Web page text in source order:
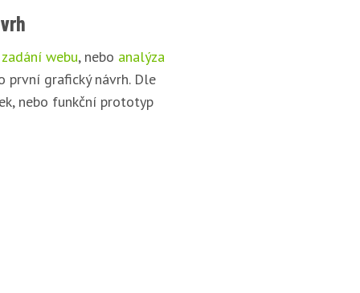
webu, nebo analýza
první grafický návrh. Dle
nebo funkční prototyp